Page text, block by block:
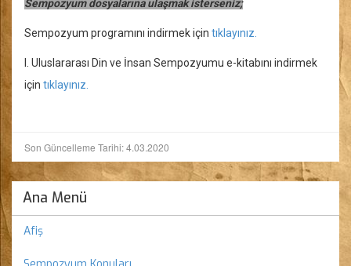
Sempozyum dosyalarınaulaşmak isterseniz;
Sempozyum programını indirmek için tıklayınız.
I. Uluslararası Din ve İnsan Sempozyumu e-kitabını indirmek
için tıklayınız.
Son Güncelleme Tarihi: 4.03.2020
Ana Menü
Afiş